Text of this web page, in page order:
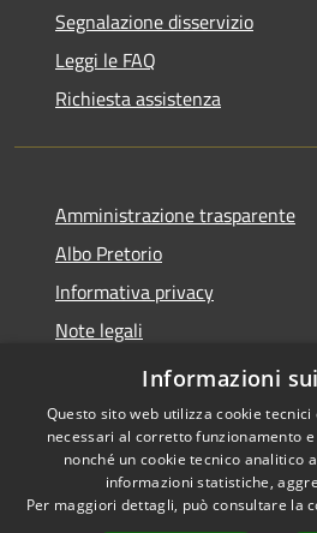
Segnalazione disservizio
Leggi le FAQ
Richiesta assistenza
Amministrazione trasparente
Albo Pretorio
Informativa privacy
Note legali
Dichiarazione di accessibilità
Accessibilità
Informazioni
Questo sito web utilizza cookie
necessari al corretto funzionamento
nonché un cookie tecnico analitico
informazioni statistiche,
Per maggiori dettagli, può consultare la